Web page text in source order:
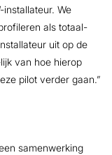
We
als totaal-
uit op de
van hoe hierop
pilot verder gaan.”
samenwerking